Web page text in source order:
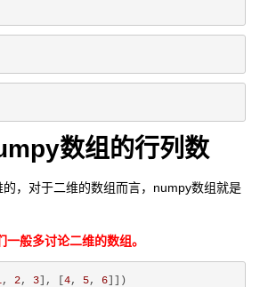
数组的行列数
，对于二维的数组而言，numpy数组就是
般多讨论二维的数组。
, 2, 3 ], [ 4, 5, 6 ]])